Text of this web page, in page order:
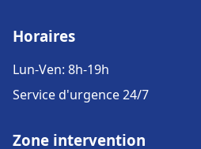
Horaires
Lun-Ven: 8h-19h
Service d'urgence 24/7
Zone intervention